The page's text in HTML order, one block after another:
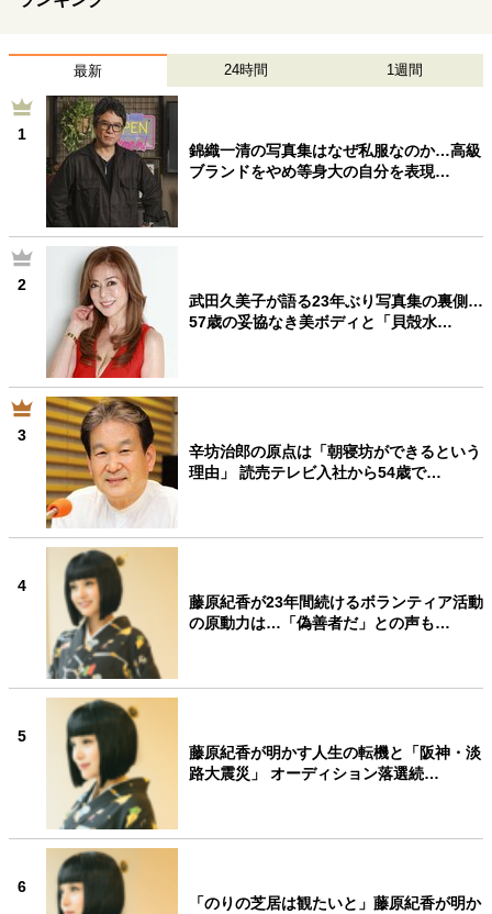
最新 24時間 1週間
1
錦織一清の写真集はなぜ私服なのか…高級
ブランドをやめ等身大の自分を表現…
2
武田久美子が語る23年ぶり写真集の裏側…
57歳の妥協なき美ボディと「貝殻水…
3
辛坊治郎の原点は「朝寝坊ができるという
理由」 読売テレビ入社から54歳で…
4
藤原紀香が23年間続けるボランティア活動
の原動力は…「偽善者だ」との声も…
5
藤原紀香が明かす人生の転機と「阪神・淡
路大震災」 オーディション落選続…
6
「のりの芝居は観たいと」藤原紀香が明か